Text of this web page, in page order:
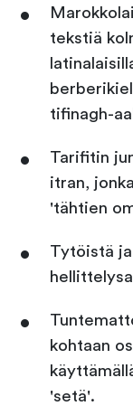
tekstiä
tifinagh-
Tarifitin
itran,
'tähtien
Tytöistä
kohtaan
'setä'.